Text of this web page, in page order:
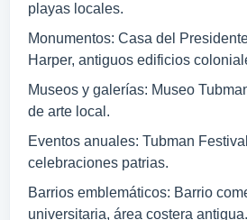
playas locales.
Monumentos: Casa del
Harper, antiguos edificios
Museos y galerías: Museo
de arte local.
Eventos anuales: Tubman
celebraciones patrias.
Barrios emblemáticos: Barrio
universitaria, área costera antigua.